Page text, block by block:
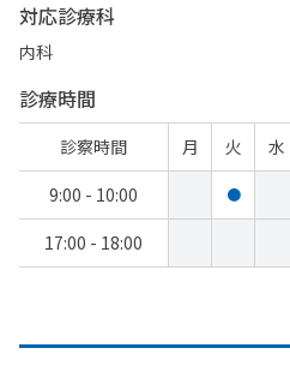
対応診療科
内科
診療時間
診察時間 月 火 水
9:00 - 10:00
●
17:00 - 18:00